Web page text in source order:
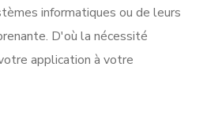
informatiques ou de leurs
D'où la nécessité
application à votre